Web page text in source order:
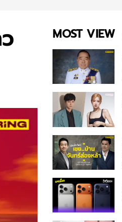
MOST VIEW